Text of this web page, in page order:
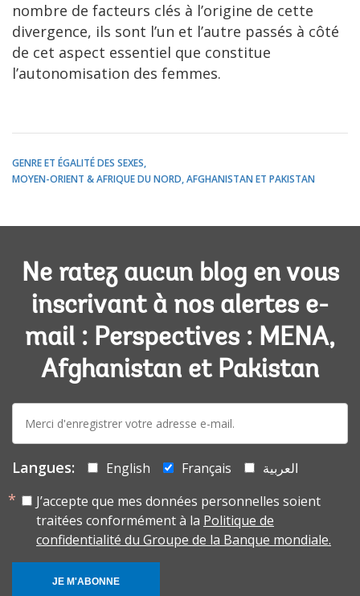
nombre de facteurs clés à l’origine de cette
divergence, ils sont l’un et l’autre passés à côté
de cet aspect essentiel que constitue
l’autonomisation des femmes.
GENRE ET ÉGALITÉ DES SEXES
MOYEN-ORIENT & AFRIQUE DU NORD, AFGHANISTAN ET PAKISTAN
Ne ratez aucun blog en vous
inscrivant à nos alertes e-
mail : Perspectives : MENA,
Afghanistan et Pakistan
mail:
Langues: English Français
العربية
J’accepte que mes données personnelles soient
traitées conformément à la Politique de
confidentialité du Groupe de la Banque mondiale.
JE M'ABONNE